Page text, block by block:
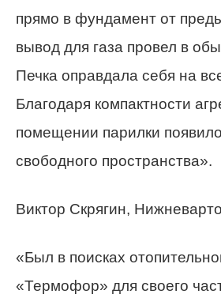
прямо в фундамент от
вывод для газа провел в
Печка оправдала себя на
Благодаря компактности
помещении парилки
свободного пространства».
Виктор Скрягин,
«Был в поисках
«Термофор» для своего